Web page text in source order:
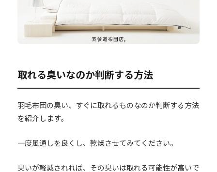
取れる臭いなのか判断する方法
羽毛布団の臭い、すぐに取れるものなのか判断する方法
を紹介します。
一度風通しを良くし、乾燥させてみてください。
臭いが軽減されれば、その臭いは取れる可能性が高いで